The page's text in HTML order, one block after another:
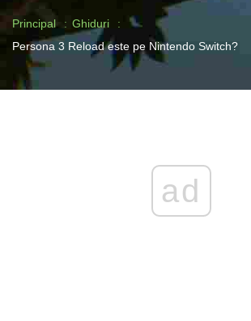
Principal
Ghiduri
Persona 3 Reload este pe Nintendo Switch?
ad